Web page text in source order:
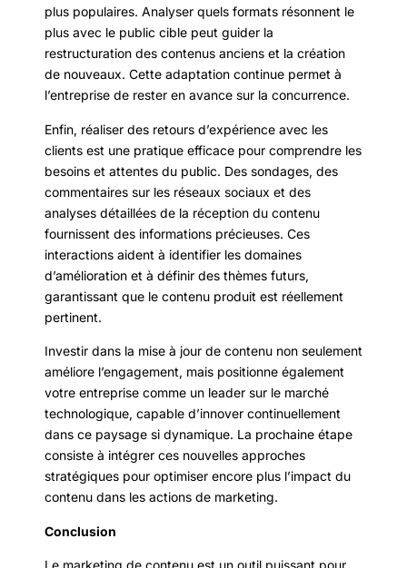
plus populaires. Analyser quels formats résonnent le
plus avec le public cible peut guider la
restructuration des contenus anciens et la création
de nouveaux. Cette adaptation continue permet à
l’entreprise de rester en avance sur la concurrence.
Enfin, réaliser des retours d’expérience avec les
clients est une pratique efficace pour comprendre les
besoins et attentes du public. Des sondages, des
commentaires sur les réseaux sociaux et des
analyses détaillées de la réception du contenu
fournissent des informations précieuses. Ces
interactions aident à identifier les domaines
d’amélioration et à définir des thèmes futurs,
garantissant que le contenu produit est réellement
pertinent.
Investir dans la mise à jour de contenu non seulement
améliore l’engagement, mais positionne également
votre entreprise comme un leader sur le marché
technologique, capable d’innover continuellement
dans ce paysage si dynamique. La prochaine étape
consiste à intégrer ces nouvelles approches
stratégiques pour optimiser encore plus l’impact du
contenu dans les actions de marketing.
Conclusion
Le marketing de contenu est un outil puissant pour